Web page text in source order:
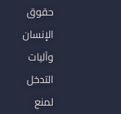
حقوق
الإنسان
وآليات
التدخل
لمنع